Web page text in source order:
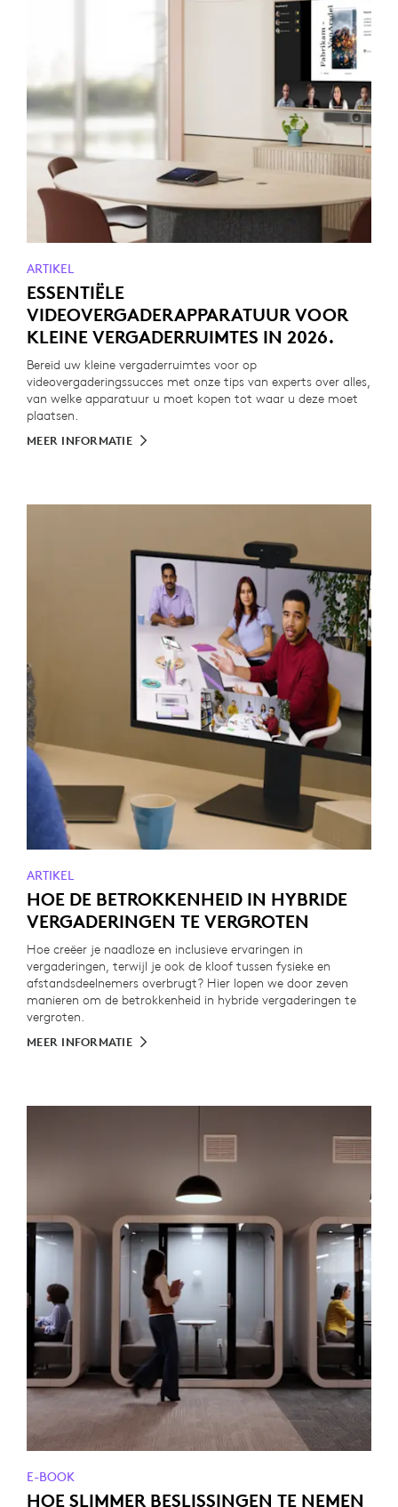
ARTIKEL
ESSENTIËLE
VIDEOVERGADERAPPARATUUR VOOR
KLEINE VERGADERRUIMTES IN 2026.
Bereid uw kleine vergaderruimtes voor op
videovergaderingssucces met onze tips van experts over alles,
van welke apparatuur u moet kopen tot waar u deze moet
plaatsen.
MEER INFORMATIE
ARTIKEL
HOE DE BETROKKENHEID IN HYBRIDE
VERGADERINGEN TE VERGROTEN
Hoe creëer je naadloze en inclusieve ervaringen in
vergaderingen, terwijl je ook de kloof tussen fysieke en
afstandsdeelnemers overbrugt? Hier lopen we door zeven
manieren om de betrokkenheid in hybride vergaderingen te
vergroten.
MEER INFORMATIE
E-BOOK
HOE SLIMMER BESLISSINGEN TE NEMEN